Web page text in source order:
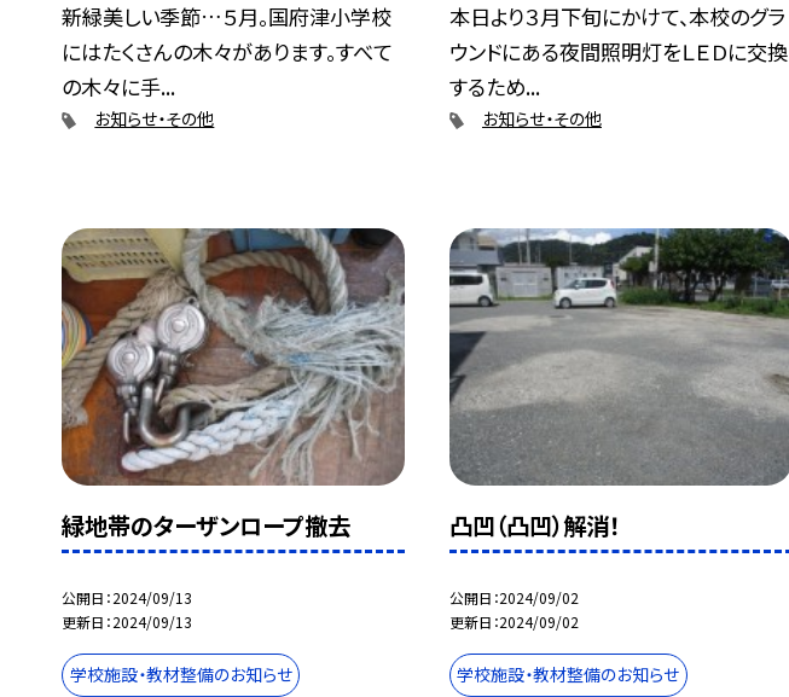
新緑美しい季節…５月。国府津小学校
にはたくさんの木々があります。すべて
の木々に手...
お知らせ・その他
本日より３月下旬にかけて、本校のグラ
ウンドにある夜間照明灯をＬＥＤに交換
するため...
お知らせ・その他
緑地帯のターザンロープ撤去
公開日 2024/09/13
更新日 2024/09/13
学校施設・教材整備のお知らせ
凸凹（凸凹）解消！
公開日 2024/09/02
更新日 2024/09/02
学校施設・教材整備のお知らせ